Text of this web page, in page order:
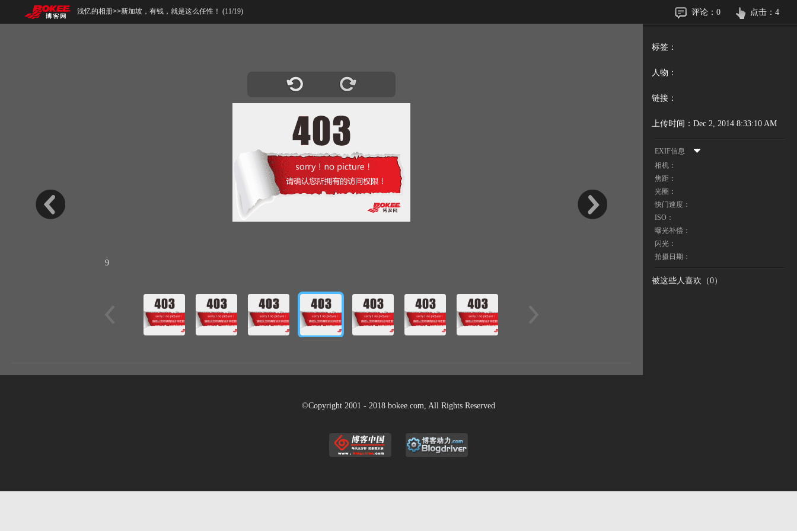
浅忆的相册>>新加坡，有钱，就是这么任性！ (11/19) 点击： 4
评论： 0
标签：
人物：
链接：
上传时间： Dec 2, 2014 8:33:10 AM
EXIF信息
相机：
焦距：
光圈：
快门速度：
ISO：
曝光补偿：
闪光：
拍摄日期：
被这些人喜欢（0）
9
©Copyright 2001 - 2018 bokee.com, All Rights Reserved